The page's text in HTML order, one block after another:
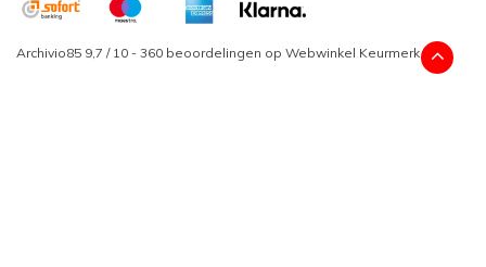
Archivio85 9,7 / 10 - 360 beoordelingen op Webwinkel Keurmerk